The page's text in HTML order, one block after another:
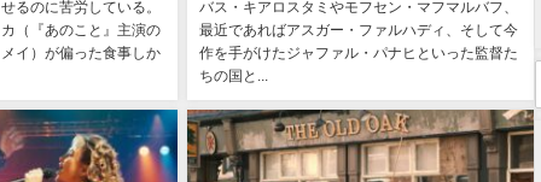
るのに苦労している。
（『あのこと』主演の
イ）が偏った食事しか
バス・キアロスタミやモフセン・マフマルバフ、
最近であればアスガー・ファルハディ、そして今
作を手がけたジャファル・パナヒといった監督た
ちの国と...